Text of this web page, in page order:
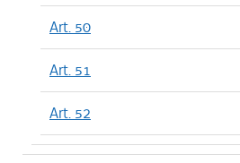
Art. 50
Art. 51
Art. 52